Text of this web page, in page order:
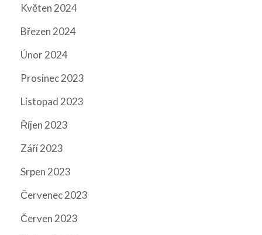
Květen 2024
Březen 2024
Únor 2024
Prosinec 2023
Listopad 2023
Říjen 2023
Září 2023
Srpen 2023
Červenec 2023
Červen 2023